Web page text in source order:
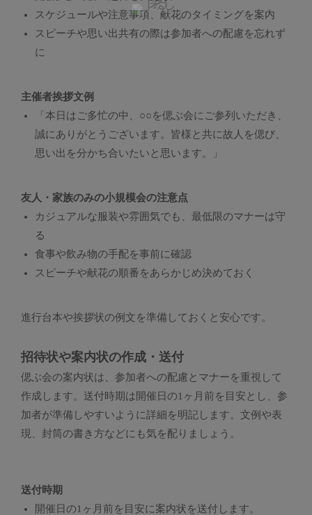
スケジュールや注意事項、献花のタイミングを案内
スピーチや思い出共有の際は参加者への配慮を忘れず
に
主催者挨拶文例
「本日はご多忙の中、○○を偲ぶ会にご参列いただき、
誠にありがとうございます。皆様と共に故人を偲び、
思い出を分かち合いたいと思います。」
友人・家族のみの小規模会の注意点
カジュアルな服装や雰囲気でも、最低限のマナーは守
る
食事や飲み物の手配を事前に確認
スピーチや献花の順番をあらかじめ決めておく
進行台本や挨拶状の例文を準備しておくと安心です。
招待状や案内状の作成・送付
偲ぶ会の案内状は、参加者への配慮とマナーを重視して
作成します。送付時期は開催日の1ヶ月前を目安とし、参
加者が準備しやすいように詳細を明記します。文例や表
現、封筒の書き方などにも気を配りましょう。
送付時期
開催日の1ヶ月前を目安に案内状を送付します。